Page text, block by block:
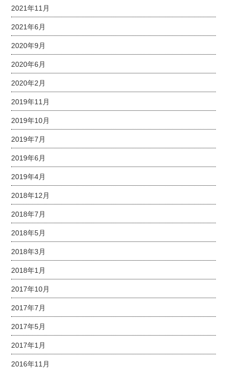
2021年11月
2021年6月
2020年9月
2020年6月
2020年2月
2019年11月
2019年10月
2019年7月
2019年6月
2019年4月
2018年12月
2018年7月
2018年5月
2018年3月
2018年1月
2017年10月
2017年7月
2017年5月
2017年1月
2016年11月